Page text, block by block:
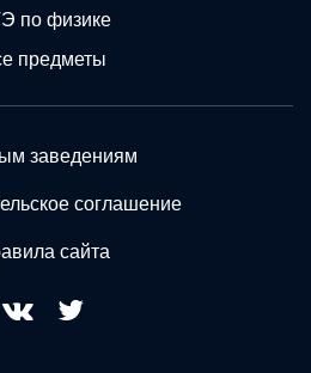
по физике
предметы
заведениям
соглашение
сайта